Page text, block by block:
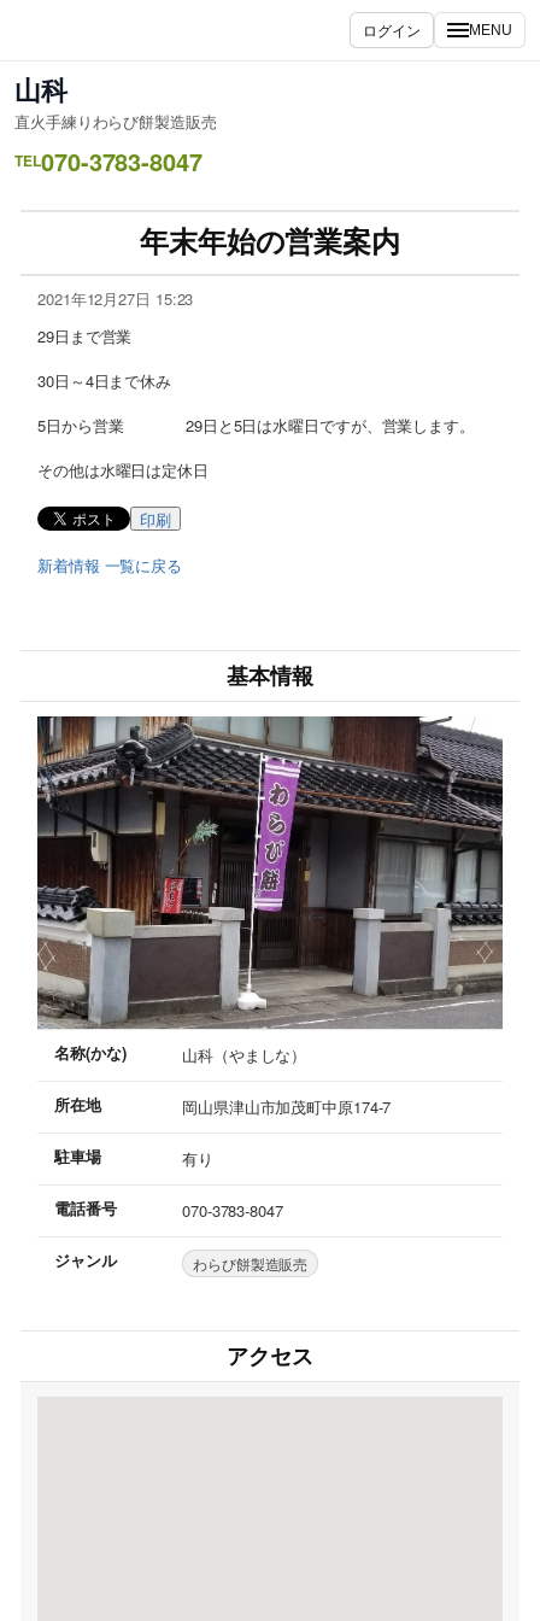
ログイン MENU
山科
直火手練りわらび餅製造販売
TEL070-3783-8047
年末年始の営業案内
2021年12月27日 15:23
29日まで営業
30日～4日まで休み
5日から営業 29日と5日は水曜日ですが、営業します。
その他は水曜日は定休日
印刷
新着情報 一覧に戻る
基本情報
名称(かな) 山科（やましな）
所在地 岡山県津山市加茂町中原174-7
駐車場 有り
電話番号 070-3783-8047
ジャンル わらび餅製造販売
アクセス